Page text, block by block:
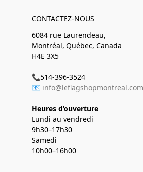
CONTACTEZ-NOUS
6084 rue Laurendeau,
Montréal, Québec, Canada
H4E 3X5
📞514-396-3524
📧 info@leflagshopmontreal.com
Heures d’ouverture
Lundi au vendredi
9h30–17h30
Samedi
10h00–16h00